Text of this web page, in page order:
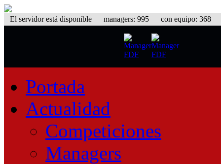
El servidor está disponible managers: 995 con equipo: 368
Portada
Actualidad
Competiciones
Managers